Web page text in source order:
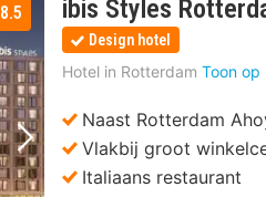
Volgende foto
8.5 ibis Styles
Design hotel
Hotel in Rotterdam Toon op
Naast Rotterdam
Vlakbij groot
Italiaans restaurant